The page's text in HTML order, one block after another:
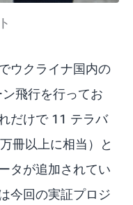
ウクライナ国内の
飛行を行ってお
だけで 11 テラバ
冊以上に相当）と
タが追加されてい
今回の実証プロジ